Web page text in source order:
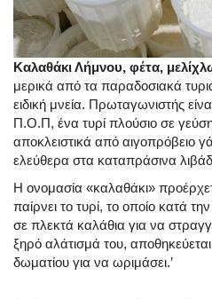
Καλαθάκι Λήμνου, φέτα,
μερικά από τα παραδοσιακά
ειδική μνεία. Πρωταγωνιστής
Π.Ο.Π, ένα τυρί πλούσιο σε
αποκλειστικά από αιγοπρόβειο
ελεύθερα στα καταπράσινα
Η ονομασία «καλαθάκι»
παίρνει το τυρί, το οποίο κατά
σε πλεκτά καλάθια για να
ξηρό αλάτισμά του,
δωματίου για να ωριμάσει.’